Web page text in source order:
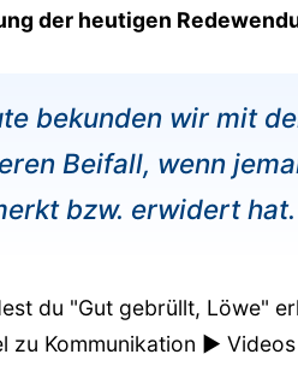
der heutigen
bekunden wir mit
Beifall, wenn
bzw. erwidert hat.
du "Gut gebrüllt, Löwe"
zu Kommunikation ► Videos